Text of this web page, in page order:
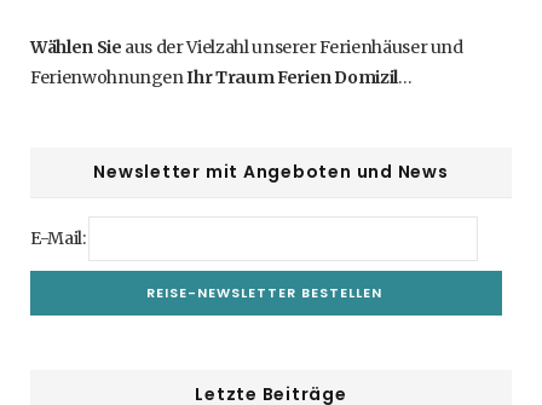
Wählen Sie aus der Vielzahl unserer Ferienhäuser und
FerienwohnungenIhr Traum Ferien Domizil…
Newsletter mit Angeboten und News
E-Mail:
Letzte Beiträge